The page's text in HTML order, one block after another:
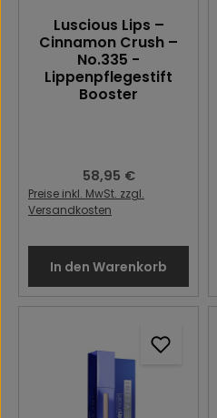
Luscious Lips –
Cinnamon Crush –
No.335 -
Lippenpflegestift
Booster
Regulärer Preis:
58,95 €
Preise inkl. MwSt. zzgl.
Versandkosten
In den Warenkorb